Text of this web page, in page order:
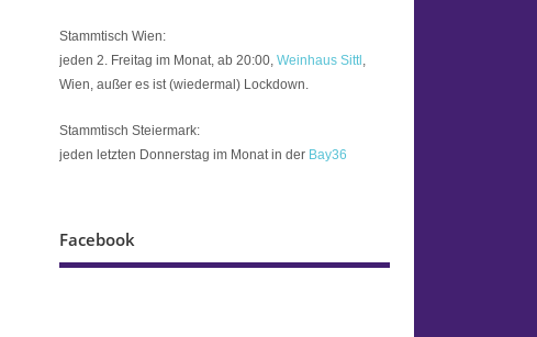
Stammtisch Wien:
jeden 2. Freitag im Monat, ab 20:00, Weinhaus Sittl ,
Wien, außer es ist (wiedermal) Lockdown.
Stammtisch Steiermark:
jeden letzten Donnerstag im Monat in der Bay36
Facebook